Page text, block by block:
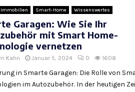
Immobilien Smart-Home Wissenswertes
Garagen: Wie Sie Ihr
mit Smart Home-
vernetzen
Kahn Januar 5, 2024 0 1608
in Smarte Garagen: Die Rolle von
im Autozubehör. In der heutigen